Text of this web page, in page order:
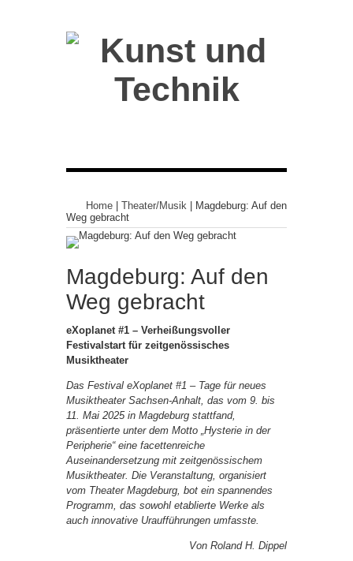
Home Theater/Musik
Magdeburg: Auf den
Weg gebracht
Magdeburg: Auf den
Weg gebracht
eXoplanet #1 – Verheißungsvoller
Festivalstart für zeitgenössisches
Musiktheater
Das Festival eXoplanet #1 – Tage für neues
Musiktheater Sachsen-Anhalt, das vom 9. bis
11. Mai 2025 in Magdeburg stattfand,
präsentierte unter dem Motto „Hysterie in der
Peripherie“ eine facettenreiche
Auseinandersetzung mit zeitgenössischem
Musiktheater. Die Veranstaltung, organisiert
vom Theater Magdeburg, bot ein spannendes
Programm, das sowohl etablierte Werke als
auch innovative Uraufführungen umfasste.
Von Roland H. Dippel